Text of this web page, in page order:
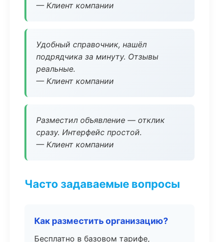
— Клиент компании
Удобный справочник, нашёл
подрядчика за минуту. Отзывы
реальные.
— Клиент компании
Разместил объявление — отклик
сразу. Интерфейс простой.
— Клиент компании
Часто задаваемые вопросы
Как разместить организацию?
Бесплатно в базовом тарифе,